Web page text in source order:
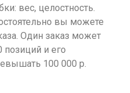
вес, целостность.
вы можете
Один заказ может
и его
100 000 р.